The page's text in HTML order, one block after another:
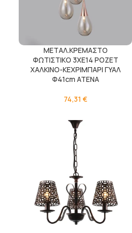
ΜΕΤΑΛ.ΚΡΕΜΑΣΤΟ
ΦΩΤΙΣΤΙΚΟ 3ΧΕ14 ΡΟΖΕΤ
ΧΑΛΚΙΝΟ-ΚΕΧΡΙΜΠΑΡΙ ΓΥΑΛ
Φ41cm ATENA
74,31 €